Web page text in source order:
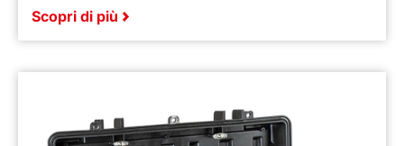
Scopri di più